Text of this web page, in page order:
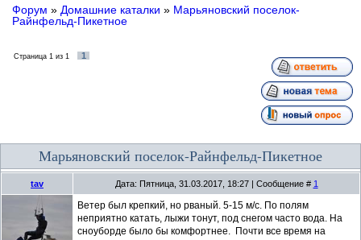
Форум » Домашние каталки » Марьяновский поселок-
Райнфельд-Пикетное
Страница 1 из 1 1
Марьяновский поселок-Райнфельд-Пикетное
tav Дата: Пятница, 31.03.2017, 18:27 | Сообщение # 1
Ветер был крепкий, но рваный. 5-15 м/с. По полям
неприятно катать, лыжи тонут, под снегом часто вода. На
сноуборде было бы комфортнее. Почти все время на